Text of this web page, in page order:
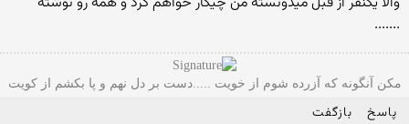
.......
مکن آنگونه که آزرده شوم از خویت .....دست بر دل نهم و پا بکشم از کویت
پاسخ بازگفت